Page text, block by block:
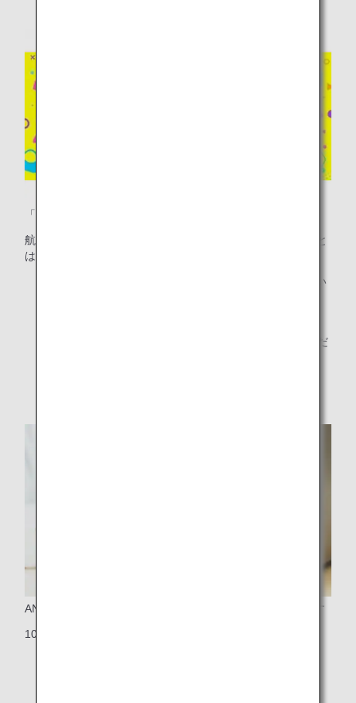
「プリオーダーサービス」で欲しい商品を事前にご注文
航空券を予約・購入後、WEBサイト上で商品を注文し、あと
は機内で受け取るだけの便利なサービスです。
短距離路線にご搭乗のお客様もすべての商品をご注文い
」をご覧くだ
ANAマイレージクラブカードご提示で、マイルが貯まります
100円のお買い物につき1マイルが積算されます。